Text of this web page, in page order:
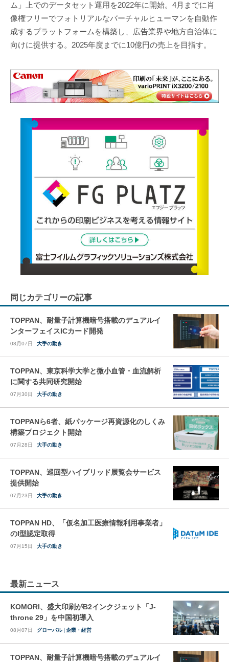
ム」上でのデータセット運用を2022年に開始。4月までに肖
像権フリーでフォトリアルなバーチャルヒューマンを自動作
成するプラットフォームを構築し、広告業界や地方自治体に
向けに提供する。2025年度までに10億円の売上を目指す。
同じカテゴリーの記事
TOPPAN、耐量子計算機暗号搭載のデュアルイ
ンターフェイスICカード開発
08月07日 大手の動き
TOPPAN、東京科学大学と微小血管・血流解析
に関する共同研究開始
07月30日 大手の動き
TOPPANら6者、紙パッケージ再資源化のしくみ
構築プロジェクト開始
07月28日 大手の動き
TOPPAN、巡回型ハイブリッド展覧会サービス
提供開始
07月23日 大手の動き
TOPPAN HD、「仮名加工医療情報利用事業者」
のI型認定取得
07月15日 大手の動き
最新ニュース
KOMORI、盛大印刷がB2インクジェット「J-
throne 29」を中国初導入
08月07日 グローバル 企業・経営
TOPPAN、耐量子計算機暗号搭載のデュアルイ